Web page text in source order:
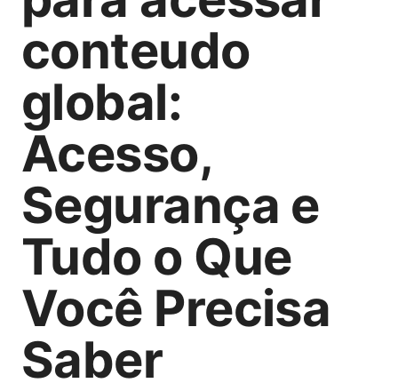
conteudo
global:
Acesso,
Segurança e
Tudo o Que
Você Precisa
Saber